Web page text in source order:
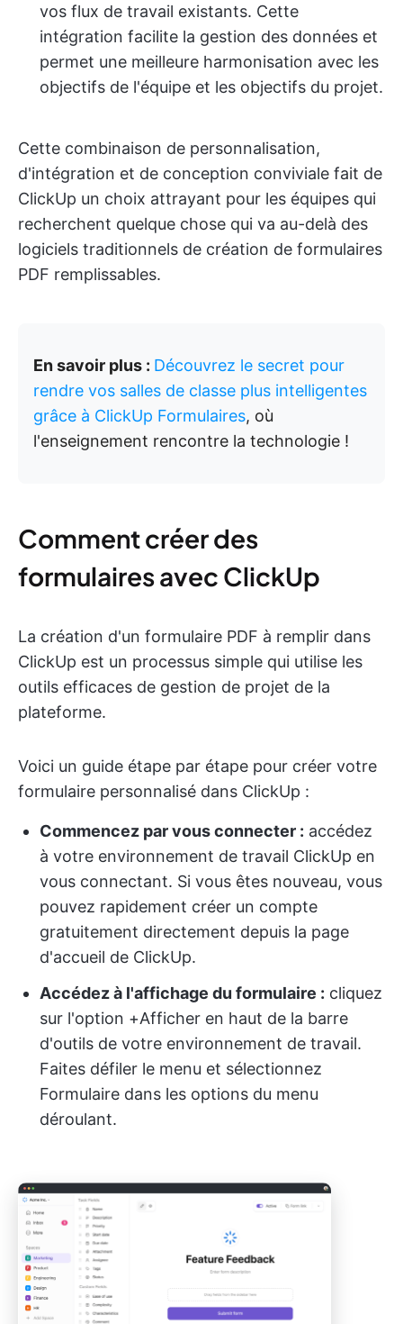
vos flux de travail existants. Cette
intégration facilite la gestion des données et
permet une meilleure harmonisation avec les
objectifs de l'équipe et les objectifs du projet.
Cette combinaison de personnalisation,
d'intégration et de conception conviviale fait de
ClickUp un choix attrayant pour les équipes qui
recherchent quelque chose qui va au-delà des
logiciels traditionnels de création de formulaires
PDF remplissables.
En savoir plus : Découvrez le secret pour
rendre vos salles de classe plus intelligentes
grâce à ClickUp Formulaires, où
l'enseignement rencontre la technologie !
Comment créer des
formulaires avec ClickUp
La création d'un formulaire PDF à remplir dans
ClickUp est un processus simple qui utilise les
outils efficaces de gestion de projet de la
plateforme.
Voici un guide étape par étape pour créer votre
formulaire personnalisé dans ClickUp :
Commencez par vous connecter : accédez
à votre environnement de travail ClickUp en
vous connectant. Si vous êtes nouveau, vous
pouvez rapidement créer un compte
gratuitement directement depuis la page
d'accueil de ClickUp.
Accédez à l'affichage du formulaire : cliquez
sur l'option +Afficher en haut de la barre
d'outils de votre environnement de travail.
Faites défiler le menu et sélectionnez
Formulaire dans les options du menu
déroulant.